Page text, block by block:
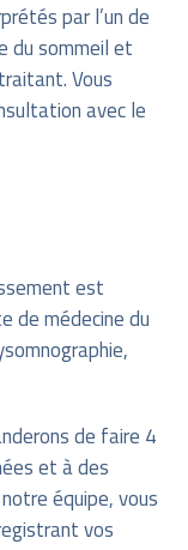
par l’un de
du sommeil et
Vous
avec le
est
de médecine du
de faire 4
et à des
équipe, vous
vos